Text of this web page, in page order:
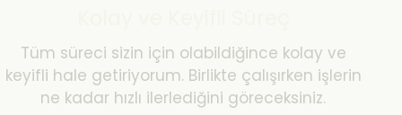
Tüm süreci sizin için olabildiğince kolay ve
keyifli hale getiriyorum. Birlikte çalışırken işlerin
ne kadar hızlı ilerlediğini göreceksiniz.